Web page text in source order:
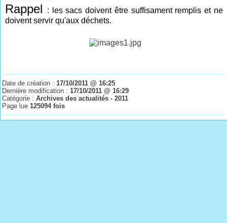
Rappel
: les sacs doivent être suffisament remplis et ne
doivent servir qu'aux déchets.
Date de création :17/10/2011 @ 16:25
Dernière modification :17/10/2011 @ 16:29
Catégorie :Archives des actualités - 2011
Page lue125094 fois